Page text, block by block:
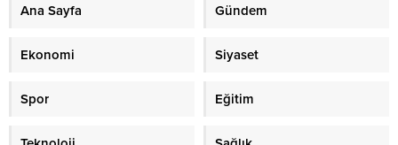
Ana Sayfa Gündem
Ekonomi Siyaset
Spor Eğitim